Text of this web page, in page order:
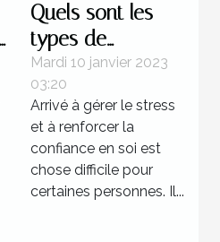
Quels sont les
types de
formation pour
devenir un
sophrologue ?
Mardi 10 janvier 2023
03:20
Arrivé à gérer le stress
et à renforcer la
confiance en soi est
chose difficile pour
certaines personnes. Il...